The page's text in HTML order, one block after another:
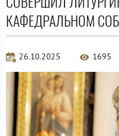
КАФЕДРАЛЬНОМ
26.10.2025 1695